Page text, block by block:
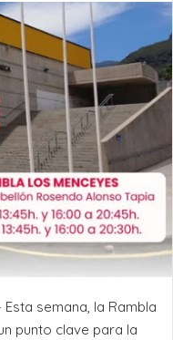
semana, la Rambla
punto clave para la